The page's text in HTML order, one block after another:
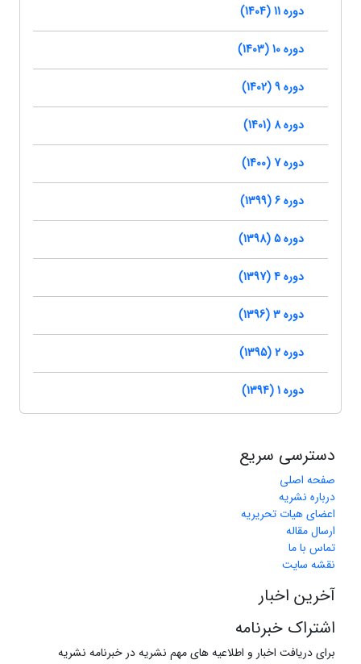
دوره 11 (1404)
دوره 10 (1403)
دوره 9 (1402)
دوره 8 (1401)
دوره 7 (1400)
دوره 6 (1399)
دوره 5 (1398)
دوره 4 (1397)
دوره 3 (1396)
دوره 2 (1395)
دوره 1 (1394)
دسترسی سریع
صفحه اصلی
درباره نشریه
اعضای هیات تحریریه
ارسال مقاله
تماس با ما
نقشه سایت
آخرین اخبار
اشتراک خبرنامه
برای دریافت اخبار و اطلاعیه های مهم نشریه در خبرنامه نشریه